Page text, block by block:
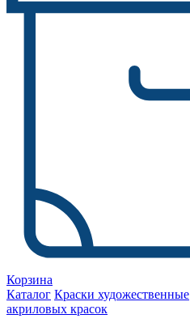
Корзина
Каталог Краски художественные
акриловых красок